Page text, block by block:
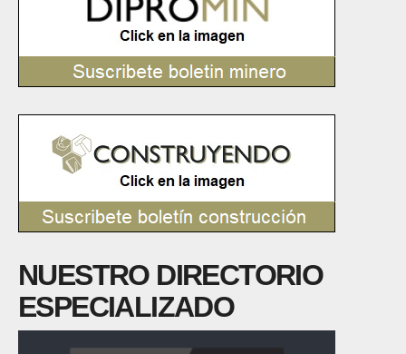
NUESTRO DIRECTORIO
ESPECIALIZADO